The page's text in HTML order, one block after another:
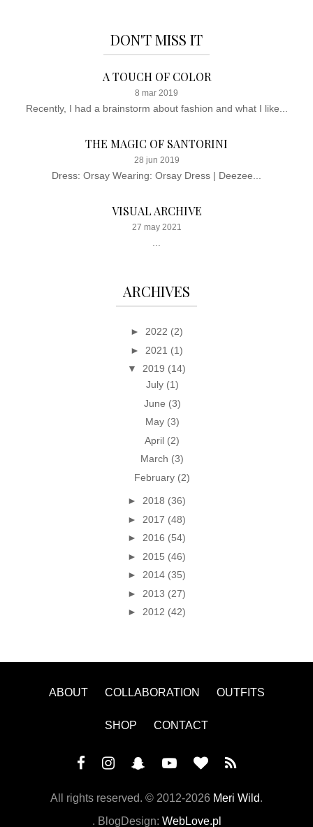
DON'T MISS IT
A TOUCH OF COLOR
8 mar 2019
Recently, I had a brainstorm about fashion and what I like...
THE MAGIC OF SANTORINI
28 jun 2019
Dress: Orsay Wearing: Orsay Dress | Deezee...
VISUAL ARCHIVE
27 may 2021
...
ARCHIVES
► 2022 (2)
► 2021 (1)
▼ 2019 (14)
July (1)
June (3)
May (3)
April (2)
March (3)
February (2)
► 2018 (36)
► 2017 (48)
► 2016 (54)
► 2015 (46)
► 2014 (35)
► 2013 (27)
► 2012 (42)
ABOUT COLLABORATION OUTFITS
SHOP CONTACT
All rights reserved. © 2012-2026 Meri Wild.
. BlogDesign: WebLove.pl